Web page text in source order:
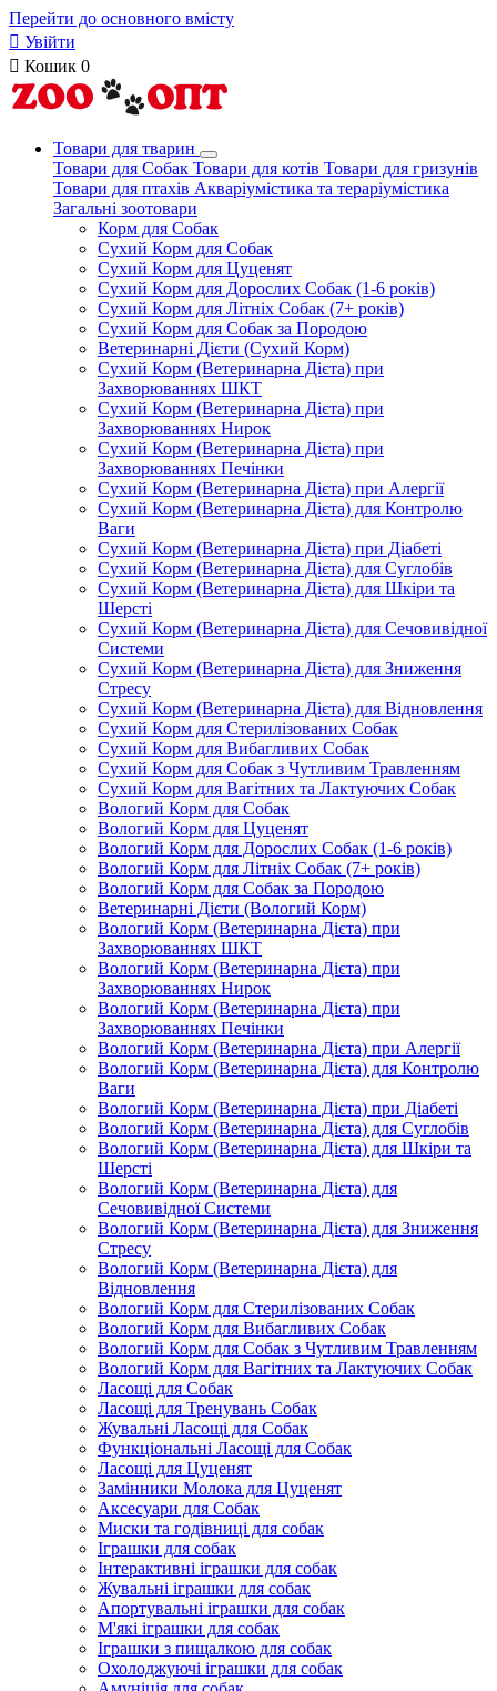
Перейти до основного вмісту
 Увійти
 Кошик 0
Товари для тварин
Товари для Собак Товари для котів Товари для гризунів
Товари для птахів Акваріумістика та тераріумістика
Загальні зоотовари
Корм для Собак
Сухий Корм для Собак
Сухий Корм для Цуценят
Сухий Корм для Дорослих Собак (1-6 років)
Сухий Корм для Літніх Собак (7+ років)
Сухий Корм для Собак за Породою
Ветеринарні Дієти (Сухий Корм)
Сухий Корм (Ветеринарна Дієта) при
Захворюваннях ШКТ
Сухий Корм (Ветеринарна Дієта) при
Захворюваннях Нирок
Сухий Корм (Ветеринарна Дієта) при
Захворюваннях Печінки
Сухий Корм (Ветеринарна Дієта) при Алергії
Сухий Корм (Ветеринарна Дієта) для Контролю
Ваги
Сухий Корм (Ветеринарна Дієта) при Діабеті
Сухий Корм (Ветеринарна Дієта) для Суглобів
Сухий Корм (Ветеринарна Дієта) для Шкіри та
Шерсті
Сухий Корм (Ветеринарна Дієта) для Сечовивідної
Системи
Сухий Корм (Ветеринарна Дієта) для Зниження
Стресу
Сухий Корм (Ветеринарна Дієта) для Відновлення
Сухий Корм для Стерилізованих Собак
Сухий Корм для Вибагливих Собак
Сухий Корм для Собак з Чутливим Травленням
Сухий Корм для Вагітних та Лактуючих Собак
Вологий Корм для Собак
Вологий Корм для Цуценят
Вологий Корм для Дорослих Собак (1-6 років)
Вологий Корм для Літніх Собак (7+ років)
Вологий Корм для Собак за Породою
Ветеринарні Дієти (Вологий Корм)
Вологий Корм (Ветеринарна Дієта) при
Захворюваннях ШКТ
Вологий Корм (Ветеринарна Дієта) при
Захворюваннях Нирок
Вологий Корм (Ветеринарна Дієта) при
Захворюваннях Печінки
Вологий Корм (Ветеринарна Дієта) при Алергії
Вологий Корм (Ветеринарна Дієта) для Контролю
Ваги
Вологий Корм (Ветеринарна Дієта) при Діабеті
Вологий Корм (Ветеринарна Дієта) для Суглобів
Вологий Корм (Ветеринарна Дієта) для Шкіри та
Шерсті
Вологий Корм (Ветеринарна Дієта) для
Сечовивідної Системи
Вологий Корм (Ветеринарна Дієта) для Зниження
Стресу
Вологий Корм (Ветеринарна Дієта) для
Відновлення
Вологий Корм для Стерилізованих Собак
Вологий Корм для Вибагливих Собак
Вологий Корм для Собак з Чутливим Травленням
Вологий Корм для Вагітних та Лактуючих Собак
Ласощі для Собак
Ласощі для Тренувань Собак
Жувальні Ласощі для Собак
Функціональні Ласощі для Собак
Ласощі для Цуценят
Замінники Молока для Цуценят
Аксесуари для Собак
Миски та годівниці для собак
Іграшки для собак
Інтерактивні іграшки для собак
Жувальні іграшки для собак
Апортувальні іграшки для собак
М'які іграшки для собак
Іграшки з пищалкою для собак
Охолоджуючі іграшки для собак